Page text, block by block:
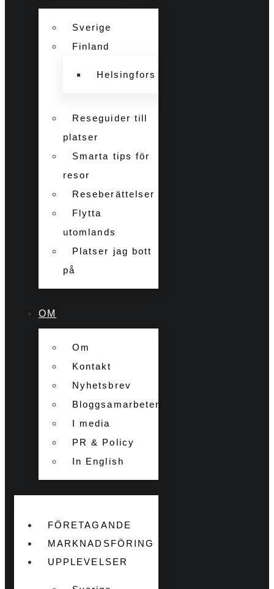
Sverige
Finland
Helsingfors
Reseguider till
platser
Smarta tips för
resor
Reseberättelser
Flytta
utomlands
Platser jag bott
på
OM
Om
Kontakt
Nyhetsbrev
Bloggsamarbeten
I media
PR & Policy
In English
FÖRETAGANDE
MARKNADSFÖRING
UPPLEVELSER